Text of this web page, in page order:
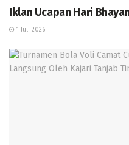
Iklan Ucapan Hari
1 Juli 2026